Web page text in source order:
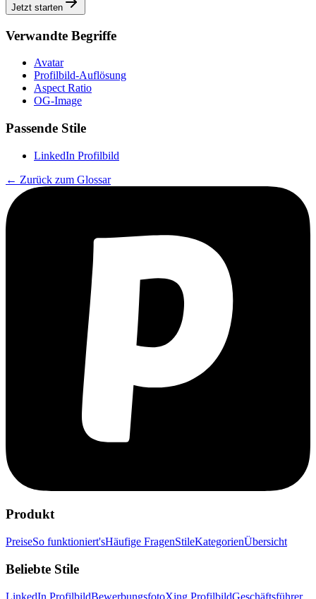
Jetzt starten
Verwandte Begriffe
Avatar
Profilbild-Auflösung
Aspect Ratio
OG-Image
Passende Stile
LinkedIn Profilbild
← Zurück zum Glossar
Produkt
PreiseSo funktioniert'sHäufige FragenStileKategorienÜbersicht
Beliebte Stile
LinkedIn ProfilbildBewerbungsfotoXing ProfilbildGeschäftsführer